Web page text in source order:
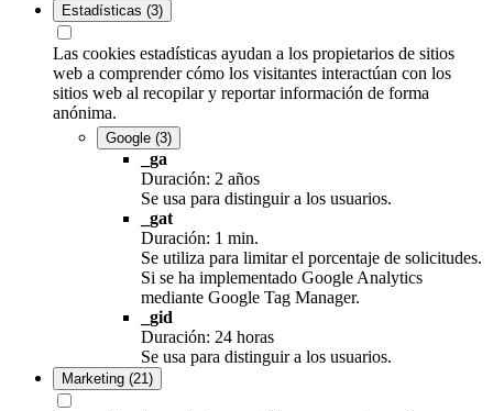
Estadísticas (3)
Las cookies estadísticas ayudan a los propietarios de sitios
web a comprender cómo los visitantes interactúan con los
sitios web al recopilar y reportar información de forma
anónima.
Google (3)
_ga
Duración: 2 años
Se usa para distinguir a los usuarios.
_gat
Duración: 1 min.
Se utiliza para limitar el porcentaje de solicitudes.
Si se ha implementado Google Analytics
mediante Google Tag Manager.
_gid
Duración: 24 horas
Se usa para distinguir a los usuarios.
Marketing (21)